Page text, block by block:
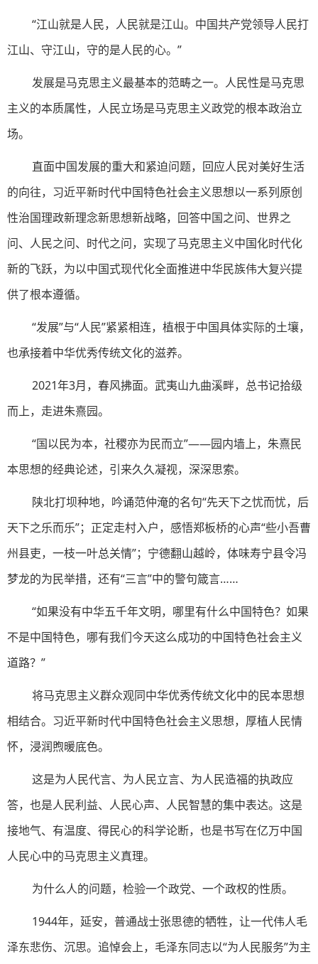
“江山就是人民，人民就是江山。中国共产党领导人民打
江山、守江山，守的是人民的心。”
发展是马克思主义最基本的范畴之一。人民性是马克思
主义的本质属性，人民立场是马克思主义政党的根本政治立
场。
直面中国发展的重大和紧迫问题，回应人民对美好生活
的向往，习近平新时代中国特色社会主义思想以一系列原创
性治国理政新理念新思想新战略，回答中国之问、世界之
问、人民之问、时代之问，实现了马克思主义中国化时代化
新的飞跃，为以中国式现代化全面推进中华民族伟大复兴提
供了根本遵循。
“发展”与“人民”紧紧相连，植根于中国具体实际的土壤，
也承接着中华优秀传统文化的滋养。
2021年3月，春风拂面。武夷山九曲溪畔，总书记拾级
而上，走进朱熹园。
“国以民为本，社稷亦为民而立”——园内墙上，朱熹民
本思想的经典论述，引来久久凝视，深深思索。
陕北打坝种地，吟诵范仲淹的名句“先天下之忧而忧，后
天下之乐而乐”；正定走村入户，感悟郑板桥的心声“些小吾曹
州县吏，一枝一叶总关情”；宁德翻山越岭，体味寿宁县令冯
梦龙的为民举措，还有“三言”中的警句箴言……
“如果没有中华五千年文明，哪里有什么中国特色？如果
不是中国特色，哪有我们今天这么成功的中国特色社会主义
道路？”
将马克思主义群众观同中华优秀传统文化中的民本思想
相结合。习近平新时代中国特色社会主义思想，厚植人民情
怀，浸润煦暖底色。
这是为人民代言、为人民立言、为人民造福的执政应
答，也是人民利益、人民心声、人民智慧的集中表达。这是
接地气、有温度、得民心的科学论断，也是书写在亿万中国
人民心中的马克思主义真理。
为什么人的问题，检验一个政党、一个政权的性质。
1944年，延安，普通战士张思德的牺牲，让一代伟人毛
泽东悲伤、沉思。追悼会上，毛泽东同志以“为人民服务”为主